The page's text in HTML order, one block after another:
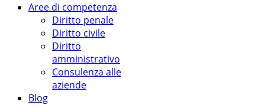
Aree di competenza
Diritto penale
Diritto civile
Diritto
amministrativo
Consulenza alle
aziende
Blog